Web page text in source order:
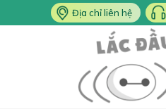
Địa chỉ liên hệ